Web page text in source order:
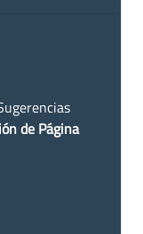
de Página